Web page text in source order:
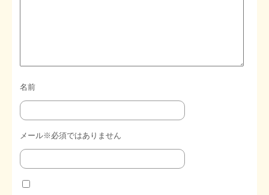
名前
メール※必須ではありません